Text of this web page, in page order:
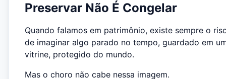
Preservar Não É Congelar
Quando falamos em patrimônio, existe sempre o
de imaginar algo parado no tempo, guardado em
vitrine, protegido do mundo.
Mas o choro não cabe nessa imagem.